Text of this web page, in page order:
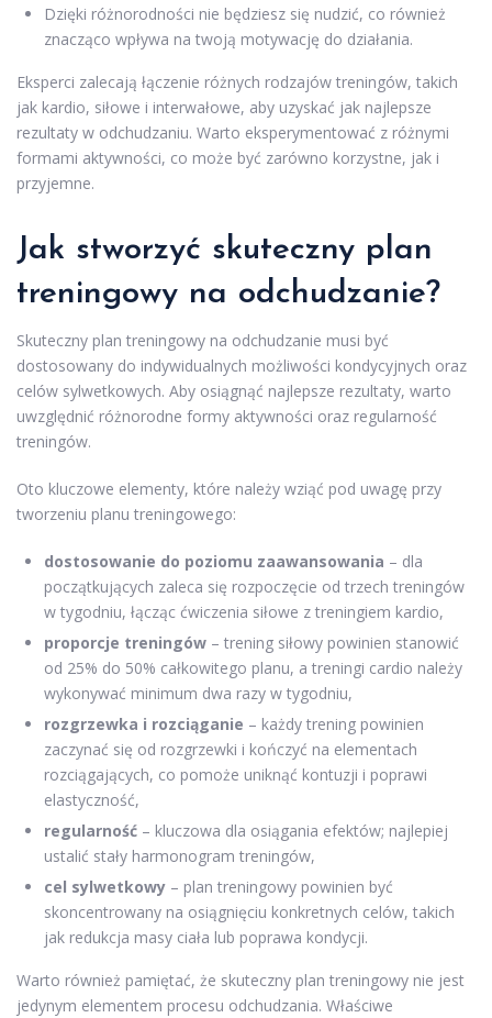
Dzięki różnorodności nie będziesz się nudzić, co również
znacząco wpływa na twoją motywację do działania.
Eksperci zalecają łączenie różnych rodzajów treningów, takich
jak kardio, siłowe i interwałowe, aby uzyskać jak najlepsze
rezultaty w odchudzaniu. Warto eksperymentować z różnymi
formami aktywności, co może być zarówno korzystne, jak i
przyjemne.
Jak stworzyć skuteczny plan
treningowy na odchudzanie?
Skuteczny plan treningowy na odchudzanie musi być
dostosowany do indywidualnych możliwości kondycyjnych oraz
celów sylwetkowych. Aby osiągnąć najlepsze rezultaty, warto
uwzględnić różnorodne formy aktywności oraz regularność
treningów.
Oto kluczowe elementy, które należy wziąć pod uwagę przy
tworzeniu planu treningowego:
dostosowanie do poziomu zaawansowania – dla
początkujących zaleca się rozpoczęcie od trzech treningów
w tygodniu, łącząc ćwiczenia siłowe z treningiem kardio,
proporcje treningów – trening siłowy powinien stanowić
od 25% do 50% całkowitego planu, a treningi cardio należy
wykonywać minimum dwa razy w tygodniu,
rozgrzewka i rozciąganie – każdy trening powinien
zaczynać się od rozgrzewki i kończyć na elementach
rozciągających, co pomoże uniknąć kontuzji i poprawi
elastyczność,
regularność – kluczowa dla osiągania efektów; najlepiej
ustalić stały harmonogram treningów,
cel sylwetkowy – plan treningowy powinien być
skoncentrowany na osiągnięciu konkretnych celów, takich
jak redukcja masy ciała lub poprawa kondycji.
Warto również pamiętać, że skuteczny plan treningowy nie jest
jedynym elementem procesu odchudzania. Właściwe